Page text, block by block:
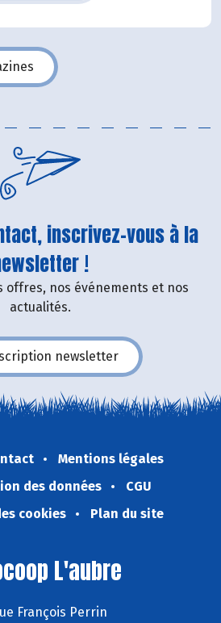
inscrivez-vous à la
!
offres, nos événements et nos
actualités.
newsletter
Mentions légales
des données
CGU
cookies
Plan du site
L'aubre
François Perrin